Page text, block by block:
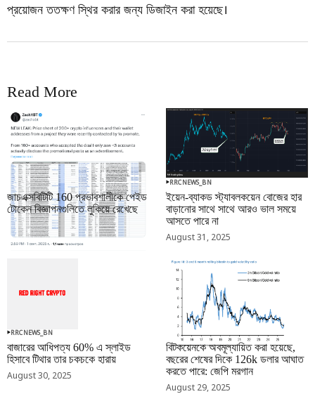
প্রয়োজন ততক্ষণ স্থির করার জন্য ডিজাইন করা হয়েছে।
Read More
RRCNEWS_BN
জাচএক্সবিটিটি 160 প্রভাবশালীকে পেইড
টোকেন বিজ্ঞাপনগুলিতে লুকিয়ে রেখেছে
September 01, 2025
RRCNEWS_BN
ইয়েন-ব্যাকড স্ট্যাবলকয়েন বোজের হার
বাড়ানোর সাথে সাথে আরও ভাল সময়ে
আসতে পারে না
August 31, 2025
RRCNEWS_BN
বাজারের আধিপত্য 60% এ স্লাইড
হিসাবে টিথার তার চকচকে হারায়
August 30, 2025
RRCNEWS_BN
বিটকয়েনকে অবমূল্যায়িত করা হয়েছে,
বছরের শেষের দিকে 126k ডলার আঘাত
করতে পারে: জেপি মরগান
August 29, 2025